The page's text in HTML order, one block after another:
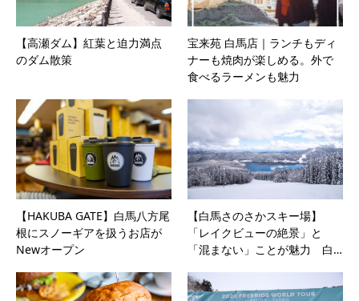
【高瀬ダム】紅葉と迫力満点
のダム散策
宝来苑 白馬店｜ランチもディ
ナーも焼肉が楽しめる。外で
食べるラーメンも魅力
【HAKUBA GATE】白馬八方尾
根にスノーギアを扱うお店が
Newオープン
【白馬さのさかスキー場】
「レイクビューの絶景」と
「混まない」ことが魅力 白…